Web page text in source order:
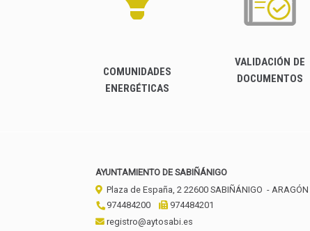
COMUNIDADES
ENERGÉTICAS
VALIDACIÓN DE
DOCUMENTOS
AYUNTAMIENTO DE SABIÑÁNIGO
Plaza de España, 2 22600 SABIÑÁNIGO - ARAGÓN
974484200
974484201
registro@aytosabi.es